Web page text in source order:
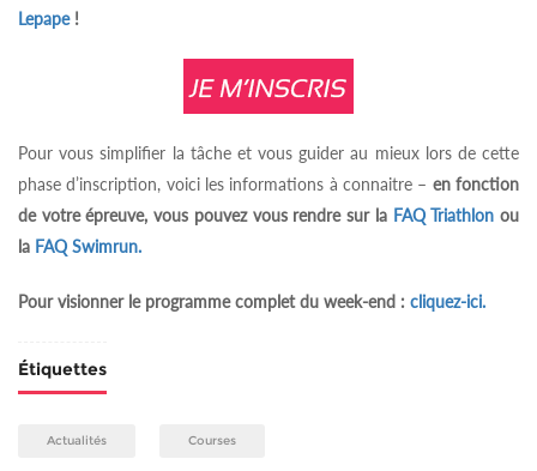
Lepape!
Pour vous simplifier la tâche et vous guider au mieux lors de cette
phase d’inscription, voici les informations à connaitre – en fonction
de votre épreuve, vous pouvez vous rendre sur la FAQ Triathlon ou
la FAQ Swimrun.
Pour visionner le programme complet du week-end : cliquez-ici.
Étiquettes
Actualités Courses